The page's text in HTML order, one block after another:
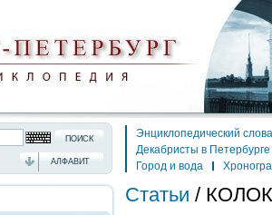
АЛФАВИТ
Энциклопедический
Декабристы в Петербурге
Город и вода
Статьи /